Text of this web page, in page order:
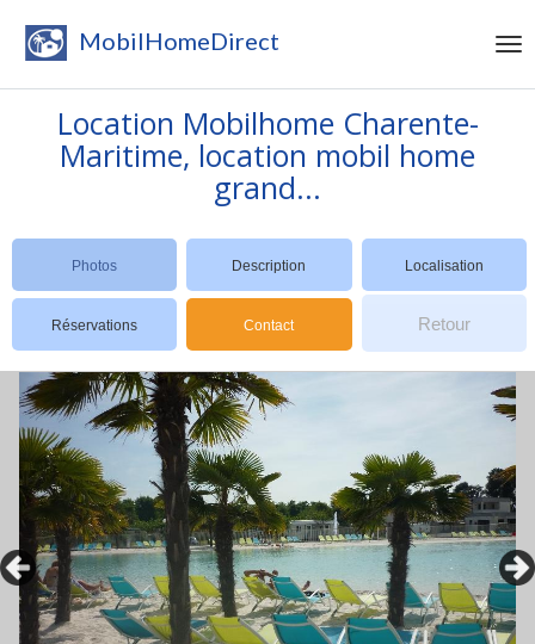
MobilHomeDirect
Location Mobilhome Charente-
Maritime, location mobil home
grand...
Photos Description Localisation
Réservations Contact Retour